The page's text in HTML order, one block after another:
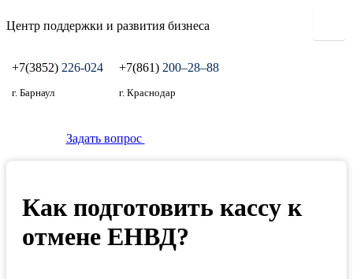
Центр поддержки и развития бизнеса
+7(3852) 226-024
г. Барнаул
+7(861) 200‒28‒88
г. Краснодар
Задать вопрос
Как подготовить кассу к
отмене ЕНВД?